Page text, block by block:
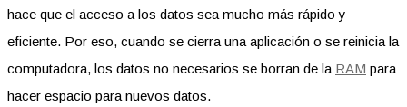
hace que el acceso a los datos sea mucho más rápido y
eficiente. Por eso, cuando se cierra una aplicación o se reinicia la
computadora, los datos no necesarios se borran de la RAM para
hacer espacio para nuevos datos.